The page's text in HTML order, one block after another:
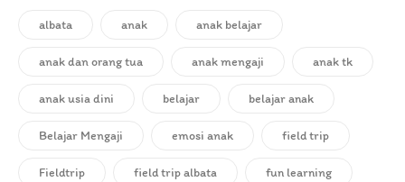
albata anak anak belajar
anak dan orang tua anak mengaji anak tk
anak usia dini belajar belajar anak
Belajar Mengaji emosi anak field trip
Fieldtrip field trip albata fun learning